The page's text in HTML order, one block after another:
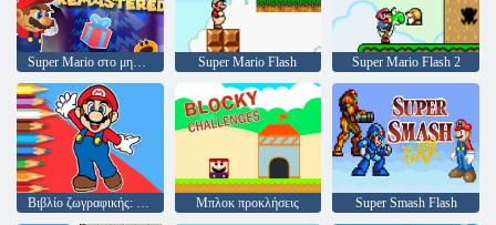
Super Mario στο μηδέν τα Χριστούγεννα Remastered Super Mario Flash Super Mario Flash 2
Βιβλίο ζωγραφικής: Mario Happy Skating Μπλοκ προκλήσεις Super Smash Flash